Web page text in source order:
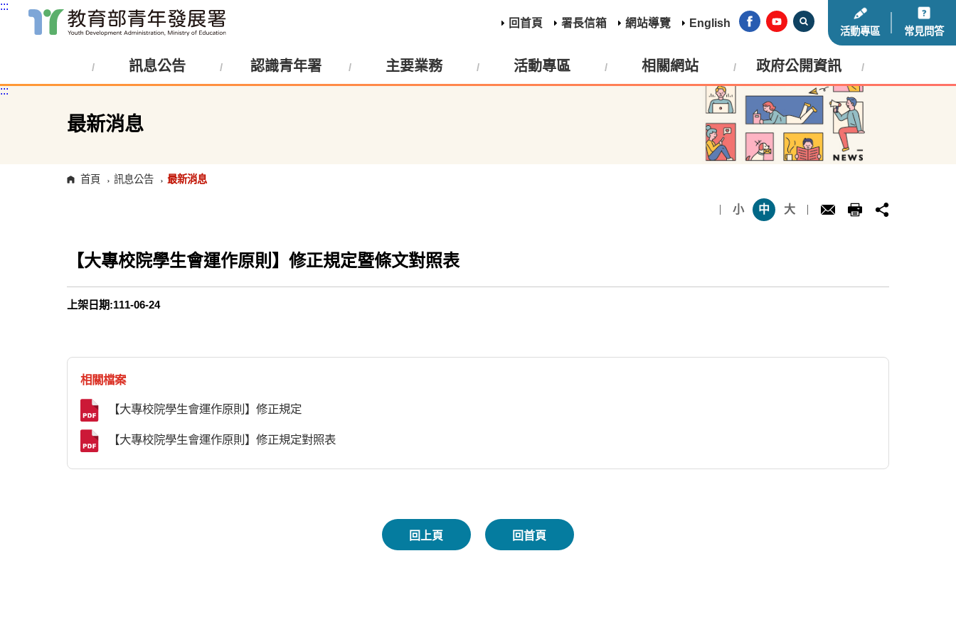
容
:::
回首頁
署長信箱 網站導覽 English
活動專區 常見問答
訊息公告 認識青年署 主要業務 活動專區 相關網站 政府公開資訊
:::
最新消息
首頁 訊息公告 最新消息
小 中 大
【大專校院學生會運作原則】修正規定暨條文對照表
上架日期:111-06-24
相關檔案
【大專校院學生會運作原則】修正規定
【大專校院學生會運作原則】修正規定對照表
回上頁 回首頁